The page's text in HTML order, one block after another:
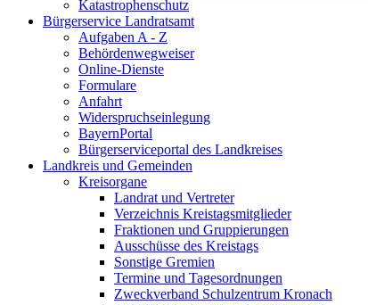
Katastrophenschutz
Bürgerservice Landratsamt
Aufgaben A - Z
Behördenwegweiser
Online-Dienste
Formulare
Anfahrt
Widerspruchseinlegung
BayernPortal
Bürgerserviceportal des Landkreises
Landkreis und Gemeinden
Kreisorgane
Landrat und Vertreter
Verzeichnis Kreistagsmitglieder
Fraktionen und Gruppierungen
Ausschüsse des Kreistags
Sonstige Gremien
Termine und Tagesordnungen
Zweckverband Schulzentrum Kronach